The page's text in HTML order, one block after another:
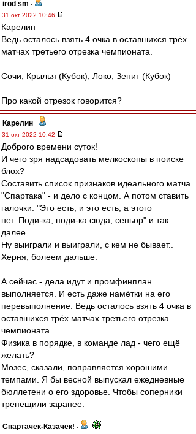
irod sm -
31 окт 2022 10:46
Карелин
Ведь осталось взять 4 очка в оставшихся трёх
матчах третьего отрезка чемпионата.
Сочи, Крылья (Кубок), Локо, Зенит (Кубок)
Про какой отрезок говорится?
Карелин -
31 окт 2022 10:42
Доброго времени суток!
И чего зря надсадовать мелкоскопы в поиске
блох?
Составить список признаков идеального матча
"Спартака" - и дело с концом. А потом ставить
галочки. "Это есть, и это есть, а этого
нет..Поди-ка, поди-ка сюда, сеньор" и так
далее
Ну выиграли и выиграли, с кем не бывает..
Херня, болеем дальше.
А сейчас - дела идут и промфинплан
выполняется. И есть даже намётки на его
перевыполнение. Ведь осталось взять 4 очка в
оставшихся трёх матчах третьего отрезка
чемпионата.
Физика в порядке, в команде лад - чего ещё
желать?
Мозес, сказали, поправляется хорошими
темпами. Я бы весной выпускал ежедневные
бюллетени о его здоровье. Чтобы соперники
трепещили заранее.
Спартачек-Казачек! -